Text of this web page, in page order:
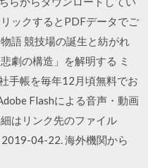
ックするとPDFデータでご
語 競技場の誕生と紡がれ
劇の構造」を解明する ミ
手帳を毎年12月頃無料でお
Flashによる音声・動画
はリンク先のファイル
04-22. 海外機関から